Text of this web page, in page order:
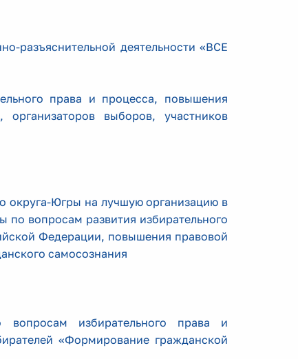
разъяснительной деятельности «ВСЕ
права и процесса, повышения
организаторов выборов, участников
округа-Югры на лучшую организацию в
вопросам развития избирательного
Федерации, повышения правовой
самосознания
избирательного права и
«Формирование гражданской